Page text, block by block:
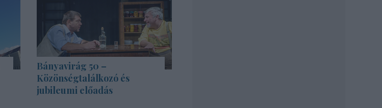
Bányavirág 50 –
Közönségtalálkozó és
jubileumi előadás